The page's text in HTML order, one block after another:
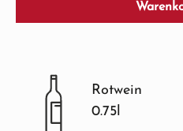
Rotwein
0.75l